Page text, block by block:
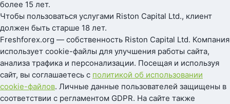
более 15 лет.
Чтобы пользоваться услугами Riston Capital Ltd., клиент
должен быть старше 18 лет.
Freshforex.org — собственность Riston Capital Ltd. Компания
использует cookie-файлы для улучшения работы сайта,
анализа трафика и персонализации. Посещая и используя
сайт, вы соглашаетесь с политикой об использовании
cookie-файлов. Личные данные пользователей защищены в
соответствии с регламентом GDPR. На сайте также